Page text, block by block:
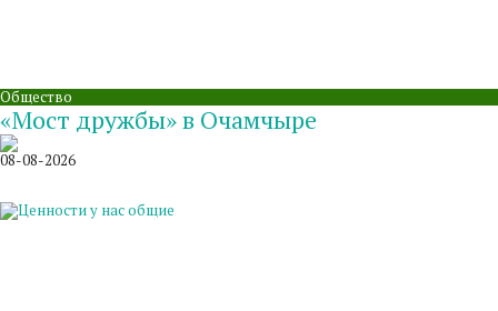
Общество
«Мост дружбы» в Очамчыре
08-08-2026